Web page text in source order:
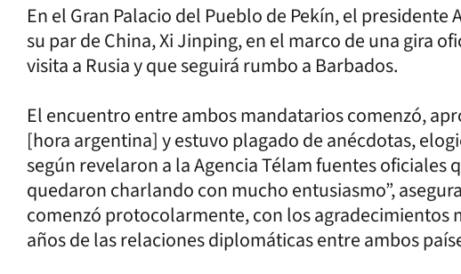
En el Gran Palacio del Pueblo de Pekín, el
su par de China, Xi Jinping, en el marco de una gira
visita a Rusia y que seguirá rumbo a Barbados.
El encuentro entre ambos mandatarios comenzó,
[hora argentina] y estuvo plagado de anécdotas,
según revelaron a la Agencia Télam fuentes oficiales
quedaron charlando con mucho entusiasmo”,
comenzó protocolarmente, con los agradecimientos
años de las relaciones diplomáticas entre ambos